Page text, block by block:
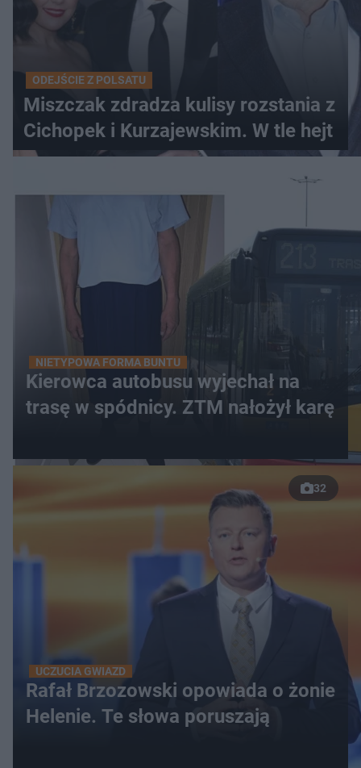
ODEJŚCIE Z POLSATU
Miszczak zdradza kulisy rozstania z
Cichopek i Kurzajewskim. W tle hejt
NIETYPOWA FORMA BUNTU
Kierowca autobusu wyjechał na
trasę w spódnicy. ZTM nałożył karę
32
UCZUCIA GWIAZD
Rafał Brzozowski opowiada o żonie
Helenie. Te słowa poruszają